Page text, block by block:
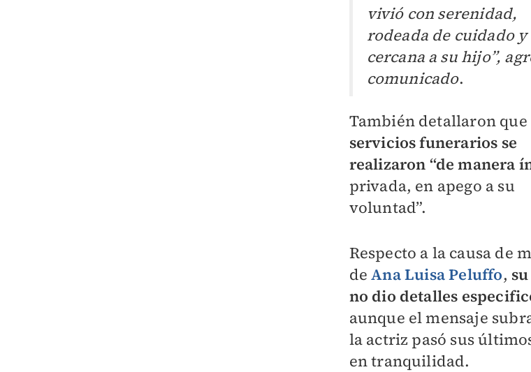
vivió con serenidad,
rodeada de cuidado y
cercana a su hijo”,
comunicado.
También detallaron que
servicios funerarios se
realizaron “de manera
privada, en apego a su
voluntad”.
Respecto a la causa de
deAna Luisa Peluffo,
no dio detalles
aunque el mensaje
la actriz pasó sus
en tranquilidad.